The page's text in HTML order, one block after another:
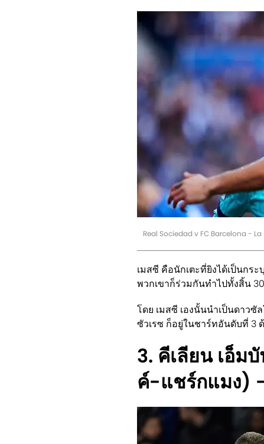
Real Sociedad v FC Barcelona -
เมสซี คือนักเตะที่ยิงได้เป็นกร
พวกเขาก็ร่วมกันทำไปทั้งสิ้น
โดย เมสซี เองนั้นนำเป็นดาว
ซัวเรซ ก็อยู่ในชาร์ทอันดับที่ 3 ด้
3. คีเลียน เอ็ม
ค์-แชร์กแมง)